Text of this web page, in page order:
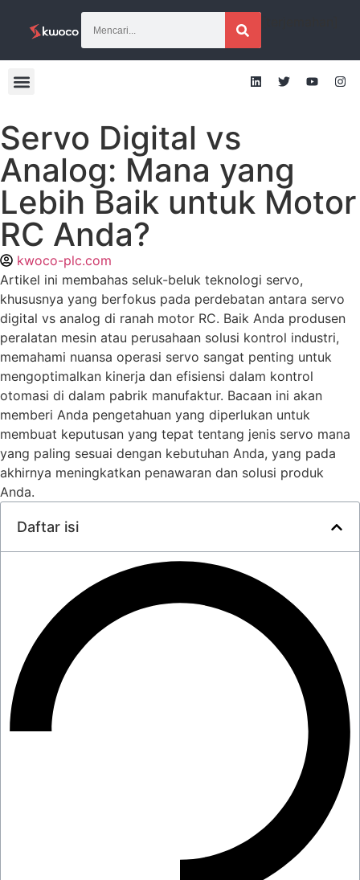
Servo Digital vs
Analog: Mana yang
Lebih Baik untuk Motor
RC Anda?
kwoco-plc.com
Artikel ini membahas seluk-beluk teknologi servo,
khususnya yang berfokus pada perdebatan antara servo
digital vs analog di ranah motor RC. Baik Anda produsen
peralatan mesin atau perusahaan solusi kontrol industri,
memahami nuansa operasi servo sangat penting untuk
mengoptimalkan kinerja dan efisiensi dalam kontrol
otomasi di dalam pabrik manufaktur. Bacaan ini akan
memberi Anda pengetahuan yang diperlukan untuk
membuat keputusan yang tepat tentang jenis servo mana
yang paling sesuai dengan kebutuhan Anda, yang pada
akhirnya meningkatkan penawaran dan solusi produk
Anda.
Daftar isi